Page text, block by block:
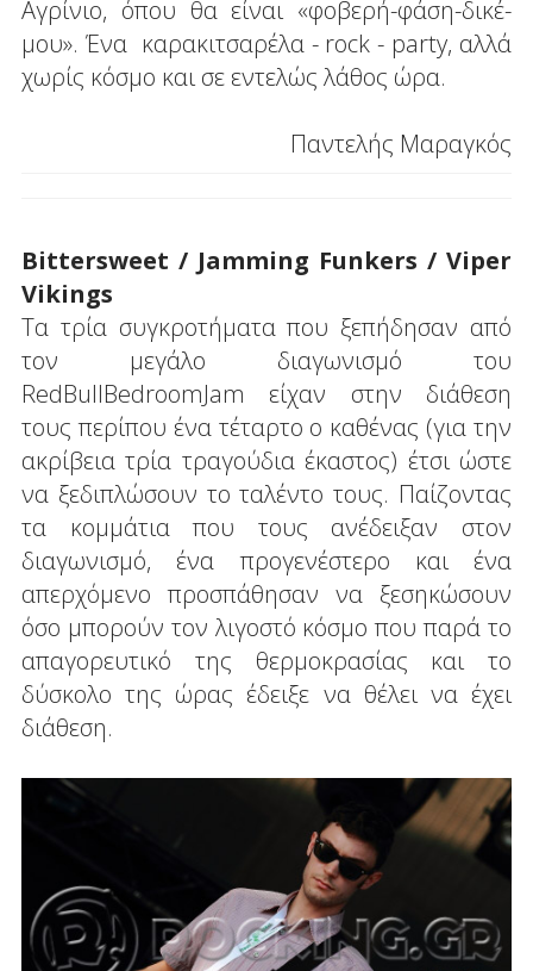
Αγρίνιο, όπου θα είναι «φοβερή-φάση-δικέ-
μου». Ένα καρακιτσαρέλα - rock - party, αλλά
χωρίς κόσμο και σε εντελώς λάθος ώρα.
Παντελής Μαραγκός
Bittersweet / Jamming Funkers / Viper
Vikings
Τα τρία συγκροτήματα που ξεπήδησαν από
τον μεγάλο διαγωνισμό του
RedBullBedroomJam είχαν στην διάθεση
τους περίπου ένα τέταρτο ο καθένας (για την
ακρίβεια τρία τραγούδια έκαστος) έτσι ώστε
να ξεδιπλώσουν το ταλέντο τους. Παίζοντας
τα κομμάτια που τους ανέδειξαν στον
διαγωνισμό, ένα προγενέστερο και ένα
απερχόμενο προσπάθησαν να ξεσηκώσουν
όσο μπορούν τον λιγοστό κόσμο που παρά το
απαγορευτικό της θερμοκρασίας και το
δύσκολο της ώρας έδειξε να θέλει να έχει
διάθεση.